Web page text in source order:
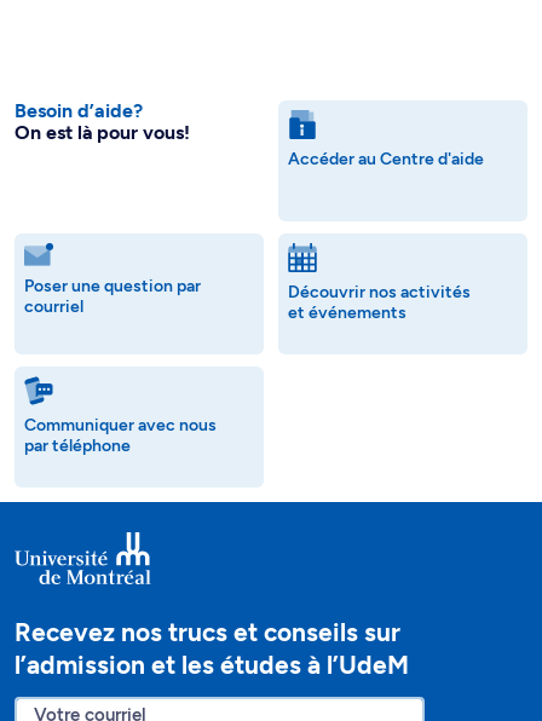
Besoin d’aide?
On est là pour vous!
Accéder au Centre d'aide
Poser une question par
courriel
Découvrir nos activités
et événements
Communiquer avec nous
par téléphone
Recevez nos trucs et conseils sur
l’admission et les études à l’UdeM